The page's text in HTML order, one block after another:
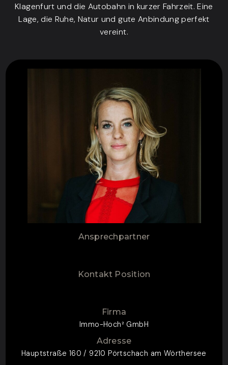
Klagenfurt und die Autobahn in kurzer Fahrzeit. Eine
Lage, die Ruhe, Natur und gute Anbindung perfekt
vereint.
Ansprechpartner
Kontakt Position
Firma
Immo-Hoch² GmbH
Adresse
Hauptstraße 160 / 9210 Pörtschach am Wörthersee